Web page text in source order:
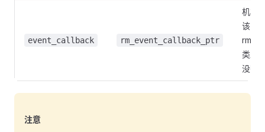
event_callback rm_event_callback_ptr
机械
该回
类型
没有
注意